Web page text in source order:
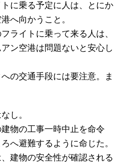
に乗る予定に人は、とにか
へ向かうこと。
ライトに乗って来る人は、
ン空港は問題ないと安心し
の交通手段には要注意。ま
し。
物の工事一時中止を命令
へ避難するように命じた。
建物の安全性が確認される